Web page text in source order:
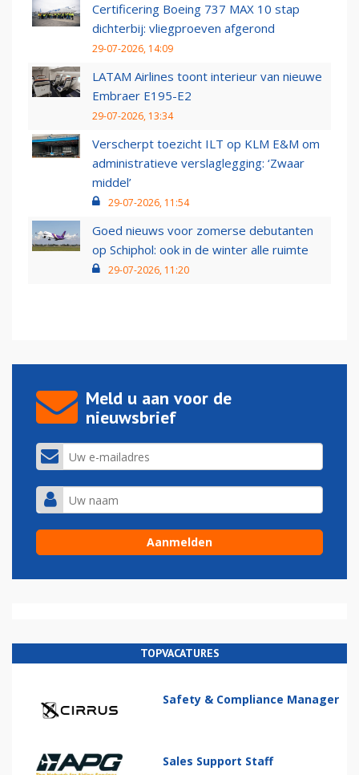
Certificering Boeing 737 MAX 10 stap
dichterbij: vliegproeven afgerond
29-07-2026, 14:09
LATAM Airlines toont interieur van nieuwe
Embraer E195-E2
29-07-2026, 13:34
Verscherpt toezicht ILT op KLM E&M om
administratieve verslaglegging: ‘Zwaar
middel’
29-07-2026, 11:54
Goed nieuws voor zomerse debutanten
op Schiphol: ook in de winter alle ruimte
29-07-2026, 11:20
Meld u aan voor de
nieuwsbrief
TOPVACATURES
Safety & Compliance Manager
Sales Support Staff